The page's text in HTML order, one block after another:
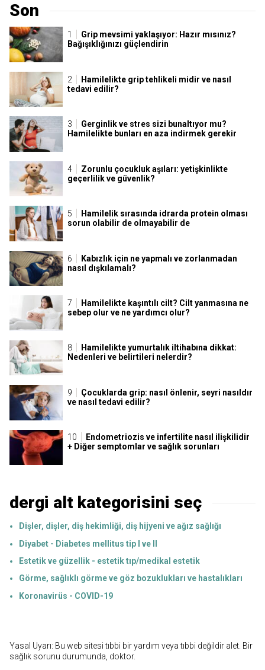
Son
Grip mevsimi yaklaşıyor: Hazır mısınız?
Bağışıklığınızı güçlendirin
Hamilelikte grip tehlikeli midir ve nasıl
tedavi edilir?
Gerginlik ve stres sizi bunaltıyor mu?
Hamilelikte bunları en aza indirmek gerekir
Zorunlu çocukluk aşıları: yetişkinlikte
geçerlilik ve güvenlik?
Hamilelik sırasında idrarda protein olması
sorun olabilir de olmayabilir de
Kabızlık için ne yapmalı ve zorlanmadan
nasıl dışkılamalı?
Hamilelikte kaşıntılı cilt? Cilt yanmasına ne
sebep olur ve ne yardımcı olur?
Hamilelikte yumurtalık iltihabına dikkat:
Nedenleri ve belirtileri nelerdir?
Çocuklarda grip: nasıl önlenir, seyri nasıldır
ve nasıl tedavi edilir?
Endometriozis ve infertilite nasıl ilişkilidir
+ Diğer semptomlar ve sağlık sorunları
dergi alt kategorisini seç
Dişler, dişler, diş hekimliği, diş hijyeni ve ağız sağlığı
Diyabet - Diabetes mellitus tip I ve II
Estetik ve güzellik - estetik tıp/medikal estetik
Görme, sağlıklı görme ve göz bozuklukları ve hastalıkları
Koronavirüs - COVID-19
Yasal Uyarı: Bu web sitesi tıbbi bir yardım veya tıbbi değildir alet. Bir
sağlık sorunu durumunda, doktor.